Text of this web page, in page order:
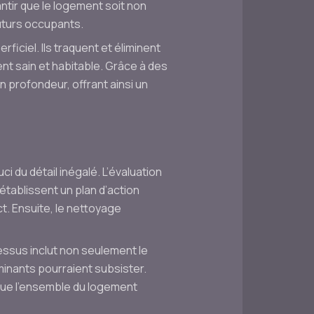
que le logement soit non
occupants.
Ils traquent et éliminent
sain et habitable. Grâce à des
profondeur, offrant ainsi un
du détail inégalé. L’évaluation
un plan d’action
Ensuite, le nettoyage
inclut non seulement le
pourraient subsister.
l’ensemble du logement